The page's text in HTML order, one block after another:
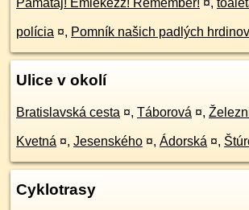
Pamätaj! Emlékezz! Remember! ¤,
polícia ¤, Pomník našich padlých hrdinov
Ulice v okolí
Bratislavská cesta ¤, Táborová ¤,
Kvetná ¤, Jesenského ¤, Ádorská ¤,
Cyklotrasy